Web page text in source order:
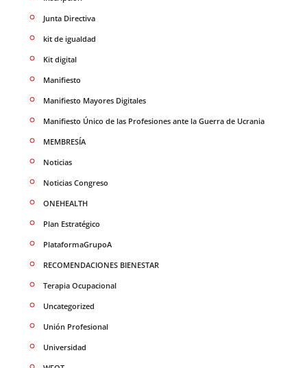
Junta Directiva
kit de igualdad
Kit digital
Manifiesto
Manifiesto Mayores Digitales
Manifiesto Único de las Profesiones ante la Guerra de Ucrania
MEMBRESÍA
Noticias
Noticias Congreso
ONEHEALTH
Plan Estratégico
PlataformaGrupoA
RECOMENDACIONES BIENESTAR
Terapia Ocupacional
Uncategorized
Unión Profesional
Universidad